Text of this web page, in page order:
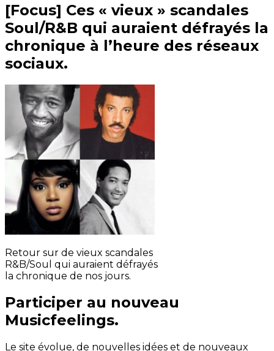
[Focus] Ces « vieux » scandales
Soul/R&B qui auraient défrayés la
chronique à l’heure des réseaux
sociaux.
Retour sur de vieux scandales
R&B/Soul qui auraient défrayés
la chronique de nos jours.
Participer au nouveau
Musicfeelings.
Le site évolue, de nouvelles idées et de nouveaux